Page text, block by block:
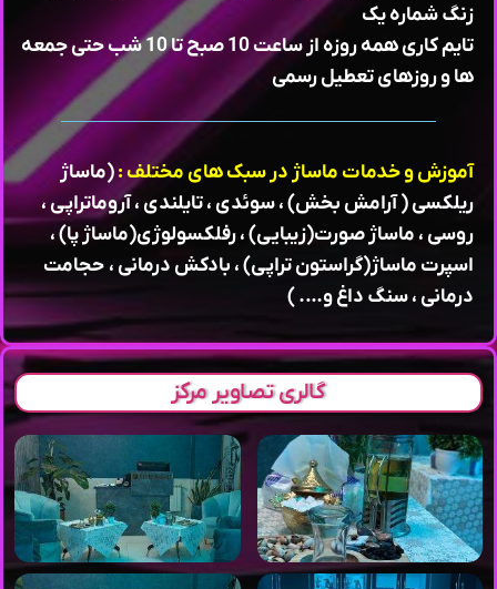
زنگ شماره یک
تایم کاری همه روزه از ساعت 10 صبح تا 10 شب حتی جمعه
ها و روزهای تعطیل رسمی
آموزش و خدمات ماساژ در سبک های مختلف‌ :(ماساژ
ریلکسی ( آرامش بخش) ، سوئدی ، تایلندی ، آروماتراپی ،
روسی ، ماساژ صورت(زیبایی) ، رفلکسولوژی(ماساژ پا) ،
اسپرت ماساژ(گراستون تراپی) ، بادکش درمانی ، حجامت
درمانی ، سنگ داغ و…. )
گالری تصاویر مرکز